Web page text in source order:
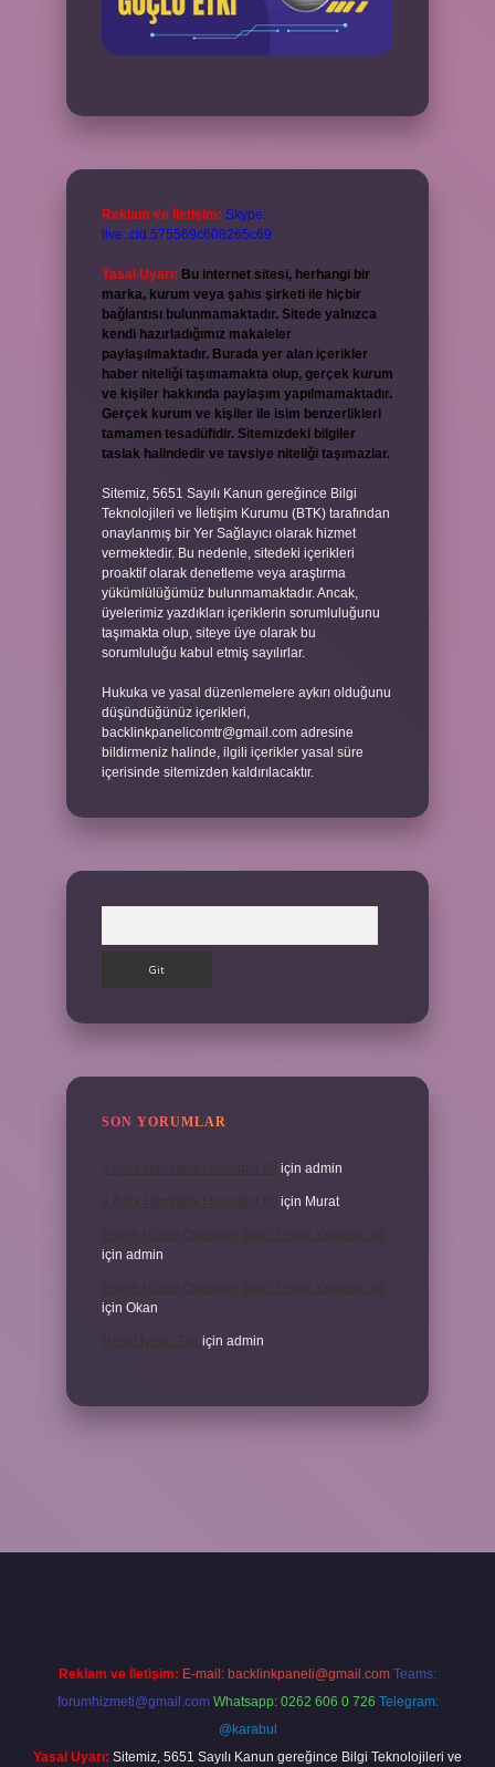
Reklam ve İletişim: Skype:
live:.cid.575569c608265c69
Yasal Uyarı: Bu internet sitesi, herhangi bir
marka, kurum veya şahıs şirketi ile hiçbir
bağlantısı bulunmamaktadır. Sitede yalnızca
kendi hazırladığımız makaleler
paylaşılmaktadır. Burada yer alan içerikler
haber niteliği taşımamakta olup, gerçek kurum
ve kişiler hakkında paylaşım yapılmamaktadır.
Gerçek kurum ve kişiler ile isim benzerlikleri
tamamen tesadüfidir. Sitemizdeki bilgiler
taslak halindedir ve tavsiye niteliği taşımazlar.
Sitemiz, 5651 Sayılı Kanun gereğince Bilgi
Teknolojileri ve İletişim Kurumu (BTK) tarafından
onaylanmış bir Yer Sağlayıcı olarak hizmet
vermektedir. Bu nedenle, sitedeki içerikleri
proaktif olarak denetleme veya araştırma
yükümlülüğümüz bulunmamaktadır. Ancak,
üyelerimiz yazdıkları içeriklerin sorumluluğunu
taşımakta olup, siteye üye olarak bu
sorumluluğu kabul etmiş sayılırlar.
Hukuka ve yasal düzenlemelere aykırı olduğunu
düşündüğünüz içerikleri,
backlinkpanelicomtr@gmail.com adresine
bildirmeniz halinde, ilgili içerikler yasal süre
içerisinde sitemizden kaldırılacaktır.
SON YORUMLAR
için admin
için Murat
için admin
için Okan
için admin
Reklam ve İletişim: E-mail: backlinkpaneli@gmail.com Teams:
forumhizmeti@gmail.com Whatsapp: 0262 606 0 726 Telegram:
@karabul
Yasal Uyarı: Sitemiz, 5651 Sayılı Kanun gereğince Bilgi Teknolojileri ve